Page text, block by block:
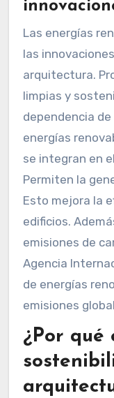
Las energías
las
arquitectura.
limpias y
dependencia
energías
se integran en
Permiten la
Esto mejora la
edificios.
emisiones de
Agencia
de energías
emisiones
¿Por qué